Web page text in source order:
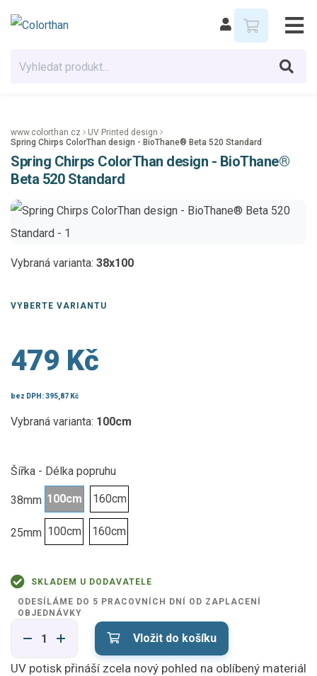
www.colorthan.cz
UV Printed design
Spring Chirps ColorThan design - BioThane® Beta 520 Standard
Spring Chirps ColorThan design - BioThane®
Beta 520 Standard
Vybraná varianta: 38x100
VYBERTE VARIANTU
UV potisk přináší zcela nový pohled na oblíbený materiál
479 Kč
bez DPH:395,87 Kč
Vybraná varianta: 100cm
Šířka - Délka popruhu
38mm 100cm 160cm
25mm 100cm 160cm
Vložit do košíku
SKLADEM U DODAVATELE
ODESÍLÁME DO 5 PRACOVNÍCH DNÍ OD ZAPLACENÍ
OBJEDNÁVKY